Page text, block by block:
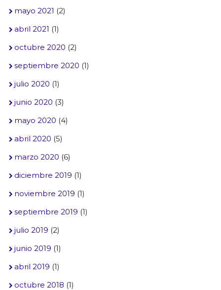
mayo 2021 (2)
abril 2021 (1)
octubre 2020 (2)
septiembre 2020 (1)
julio 2020 (1)
junio 2020 (3)
mayo 2020 (4)
abril 2020 (5)
marzo 2020 (6)
diciembre 2019 (1)
noviembre 2019 (1)
septiembre 2019 (1)
julio 2019 (2)
junio 2019 (1)
abril 2019 (1)
octubre 2018 (1)